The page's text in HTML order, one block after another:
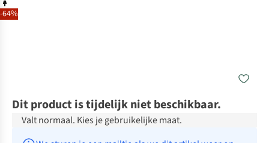
-64%
Dit product is tijdelijk niet beschikbaar.
Valt normaal. Kies je gebruikelijke maat.